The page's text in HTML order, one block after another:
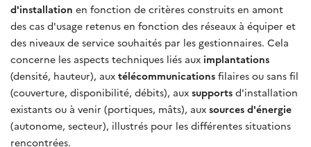
d'installation en fonction de critères construits en amont
des cas d'usage retenus en fonction des réseaux à équiper et
des niveaux de service souhaités par les gestionnaires. Cela
concerne les aspects techniques liés aux implantations
(densité, hauteur), aux télécommunications filaires ou sans fil
(couverture, disponibilité, débits), aux supports d'installation
existants ou à venir (portiques, mâts), aux sources d'énergie
(autonome, secteur), illustrés pour les différentes situations
rencontrées.